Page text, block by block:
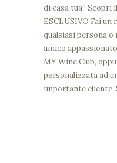
di casa tua!! Scopri
ESCLUSIVO Fai un
qualsiasi persona o
amico
MY Wine Club,
personalizzata ad
importante cliente.